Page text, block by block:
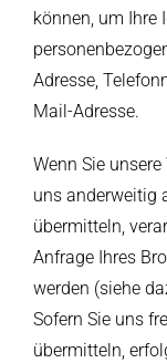
können, um Ihre
Adresse,
Mail-Adresse.
Wenn Sie
uns anderweitig
übermitteln,
Anfrage Ihres
werden (siehe
Sofern Sie uns
übermitteln,